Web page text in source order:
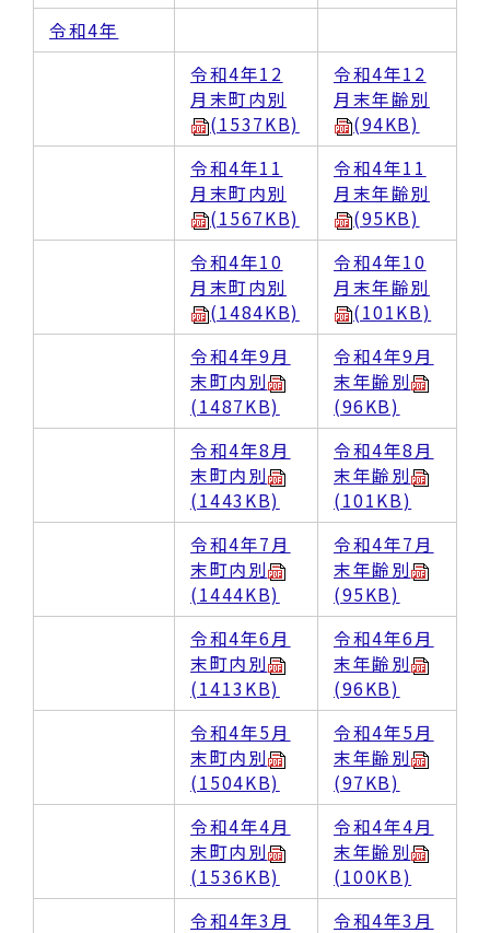
令和4年
令和4年12
月末町内別
(1537KB)
令和4年12
月末年齢別
(94KB)
令和4年11
月末町内別
(1567KB)
令和4年11
月末年齢別
(95KB)
令和4年10
月末町内別
(1484KB)
令和4年10
月末年齢別
(101KB)
令和4年9月
末町内別
(1487KB)
令和4年9月
末年齢別
(96KB)
令和4年8月
末町内別
(1443KB)
令和4年8月
末年齢別
(101KB)
令和4年7月
末町内別
(1444KB)
令和4年7月
末年齢別
(95KB)
令和4年6月
末町内別
(1413KB)
令和4年6月
末年齢別
(96KB)
令和4年5月
末町内別
(1504KB)
令和4年5月
末年齢別
(97KB)
令和4年4月
末町内別
(1536KB)
令和4年4月
末年齢別
(100KB)
令和4年3月
令和4年3月